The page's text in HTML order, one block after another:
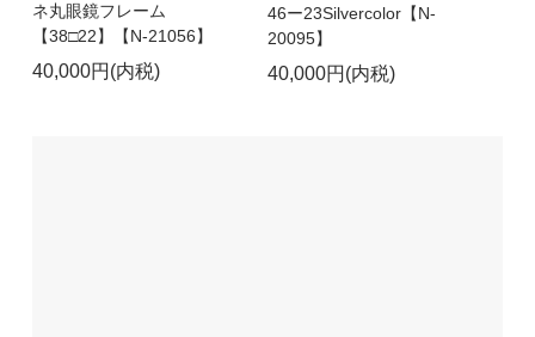
ネ丸眼鏡フレーム
【38□22】【N-21056】
40,000円(内税)
46ー23Silvercolor【N-
20095】
40,000円(内税)